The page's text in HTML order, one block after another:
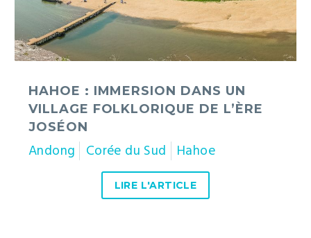
Joséon
HAHOE : IMMERSION DANS UN
VILLAGE FOLKLORIQUE DE L’ÈRE
JOSÉON
Andong Corée du Sud Hahoe
LIRE L'ARTICLE